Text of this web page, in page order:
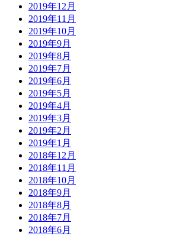
2019年12月
2019年11月
2019年10月
2019年9月
2019年8月
2019年7月
2019年6月
2019年5月
2019年4月
2019年3月
2019年2月
2019年1月
2018年12月
2018年11月
2018年10月
2018年9月
2018年8月
2018年7月
2018年6月